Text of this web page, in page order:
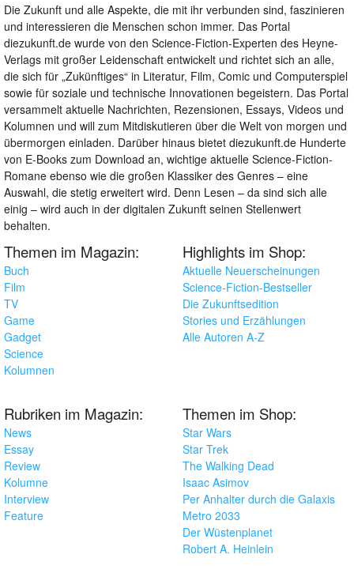
Die Zukunft und alle Aspekte, die mit ihr verbunden sind, faszinieren
und interessieren die Menschen schon immer. Das Portal
diezukunft.de wurde von den Science-Fiction-Experten des Heyne-
Verlags mit großer Leidenschaft entwickelt und richtet sich an alle,
die sich für „Zukünftiges“ in Literatur, Film, Comic und Computerspiel
sowie für soziale und technische Innovationen begeistern. Das Portal
versammelt aktuelle Nachrichten, Rezensionen, Essays, Videos und
Kolumnen und will zum Mitdiskutieren über die Welt von morgen und
übermorgen einladen. Darüber hinaus bietet diezukunft.de Hunderte
von E-Books zum Download an, wichtige aktuelle Science-Fiction-
Romane ebenso wie die großen Klassiker des Genres – eine
Auswahl, die stetig erweitert wird. Denn Lesen – da sind sich alle
einig – wird auch in der digitalen Zukunft seinen Stellenwert
behalten.
Themen im Magazin:
Buch
Film
TV
Game
Gadget
Science
Kolumnen
Highlights im Shop:
Aktuelle Neuerscheinungen
Science-Fiction-Bestseller
Die Zukunftsedition
Stories und Erzählungen
Alle Autoren A-Z
Rubriken im Magazin:
News
Essay
Review
Kolumne
Interview
Feature
Themen im Shop:
Star Wars
Star Trek
The Walking Dead
Isaac Asimov
Per Anhalter durch die Galaxis
Metro 2033
Der Wüstenplanet
Robert A. Heinlein